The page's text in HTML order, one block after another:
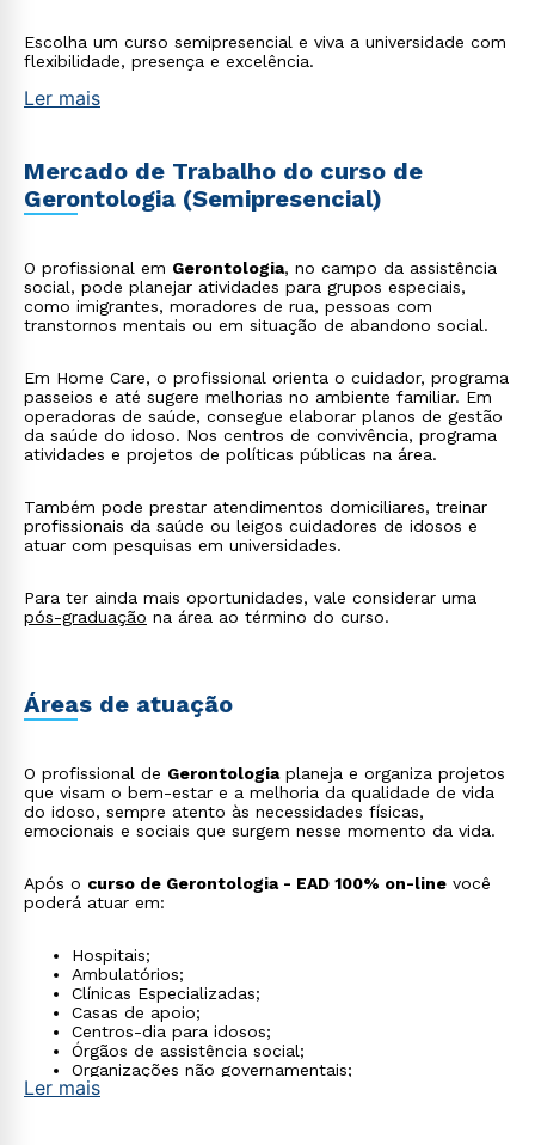
Escolha um curso semipresencial e viva a universidade com
flexibilidade, presença e excelência.
Ler mais
Mercado de Trabalho do curso de
Gerontologia (Semipresencial)
O profissional em Gerontologia, no campo da assistência
social, pode planejar atividades para grupos especiais,
como imigrantes, moradores de rua, pessoas com
transtornos mentais ou em situação de abandono social.
Em Home Care, o profissional orienta o cuidador, programa
passeios e até sugere melhorias no ambiente familiar. Em
operadoras de saúde, consegue elaborar planos de gestão
da saúde do idoso. Nos centros de convivência, programa
atividades e projetos de políticas públicas na área.
Também pode prestar atendimentos domiciliares, treinar
profissionais da saúde ou leigos cuidadores de idosos e
atuar com pesquisas em universidades.
Para ter ainda mais oportunidades, vale considerar uma
pós-graduação na área ao término do curso.
Áreas de atuação
O profissional de Gerontologiaplaneja e organiza projetos
que visam o bem-estar e a melhoria da qualidade de vida
do idoso, sempre atento às necessidades físicas,
emocionais e sociais que surgem nesse momento da vida.
Após o curso de Gerontologia - EAD 100% on-line você
poderá atuar em:
Hospitais;
Ambulatórios;
Clínicas Especializadas;
Casas de apoio;
Centros-dia para idosos;
Órgãos de assistência social;
Organizações não governamentais;
Centros de saúde e convivência;
Ler mais